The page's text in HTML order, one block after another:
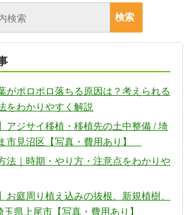
がポロポロ落ちる原因は？考えられる
をわかりやすく解説
アジサイ移植・移植先の土中整備 / 埼
市見沼区【写真・費用あり】
法｜時期・やり方・注意点をわかりや
お庭周り植え込みの抜根、新規植樹、
玉県上尾市【写真・費用あり】